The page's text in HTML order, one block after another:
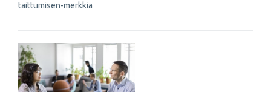
taittumisen-merkkia